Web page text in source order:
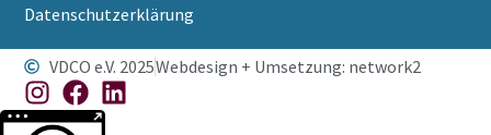
Datenschutzerklärung
VDCO e.V. 2025Webdesign + Umsetzung: network2
Weitere Informationen über den gesperrten Inhalt.